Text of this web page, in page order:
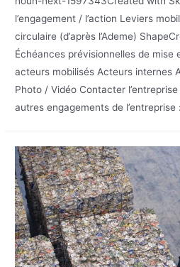
l’engagement / l’action Leviers
circulaire (d’après l’Ademe)
Échéances prévisionnelles de
acteurs mobilisés Acteurs internes
Photo / Vidéo Contacter
autres engagements de l’entreprise :